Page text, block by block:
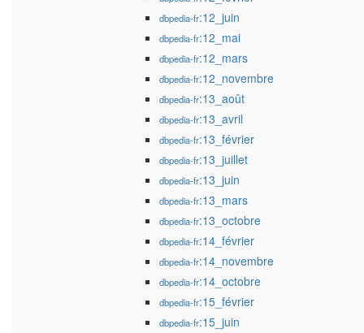
dbpedia-fr:12_juin
dbpedia-fr:12_mai
dbpedia-fr:12_mars
dbpedia-fr:12_novembre
dbpedia-fr:13_août
dbpedia-fr:13_avril
dbpedia-fr:13_février
dbpedia-fr:13_juillet
dbpedia-fr:13_juin
dbpedia-fr:13_mars
dbpedia-fr:13_octobre
dbpedia-fr:14_février
dbpedia-fr:14_novembre
dbpedia-fr:14_octobre
dbpedia-fr:15_février
dbpedia-fr:15_juin